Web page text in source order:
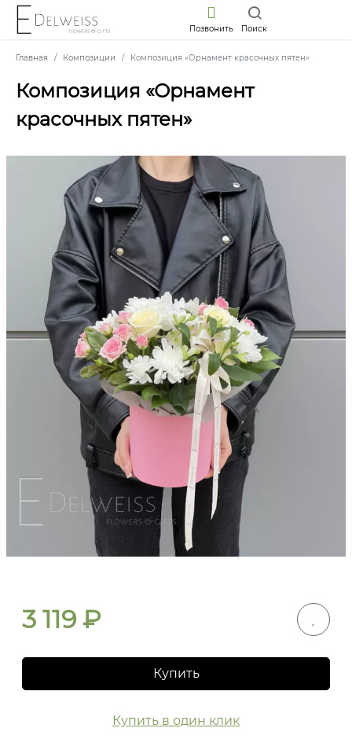
Позвонить Поиск
Главная Композиции Композиция «Орнамент красочных пятен»
Композиция «Орнамент
красочных пятен»
3 119 ₽
Купить
Купить в один клик